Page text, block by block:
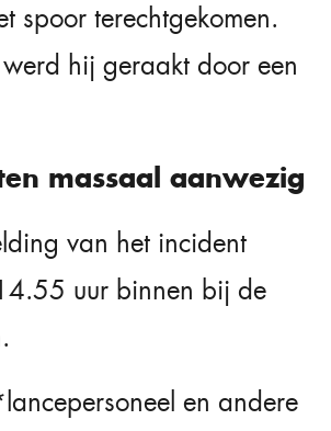
spoor terechtgekomen.
hij geraakt door een
massaal aanwezig
van het incident
uur binnen bij de
en andere